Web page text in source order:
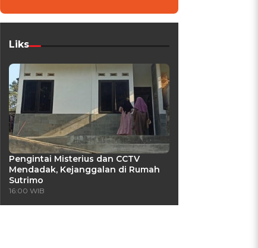
Liks
Pengintai Misterius dan CCTV
Mendadak, Kejanggalan di Rumah
Sutrimo
16:00 WIB